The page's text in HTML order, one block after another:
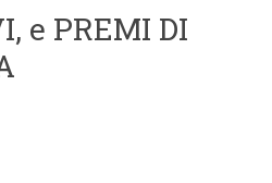
e PREMI DI